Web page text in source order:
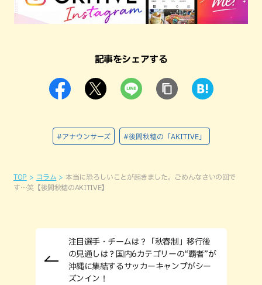
記事をシェアする
#アナウンサーズ #後間秋穂の「AKITIVE」
TOP コラム
本当に恐ろしいことが起きました。ごめんなさいの回で
す…笑【後間秋穂のAKITIVE】
注目選手・チームは？「秋春制」移行後
の見通しは？国内6カテゴリーの“覇者”が
沖縄に集結するサッカーキャンプがシー
ズンイン！